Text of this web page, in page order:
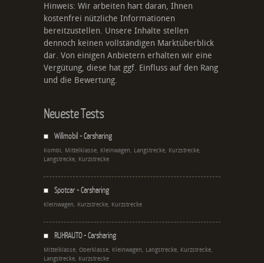
Hinweis: Wir arbeiten hart daran, Ihnen
kostenfrei nützliche Informationen
bereitzustellen. Unsere Inhalte stellen
dennoch keinen vollständigen Marktüberblick
dar. Von einigen Anbietern erhalten wir eine
Vergütung, diese hat ggf. Einfluss auf den Rang
und die Bewertung.
Neueste Tests
Willmobil - Carsharing
Kombi, Mittelklasse, Kleinwagen, Langstrecke, Kurzstrecke,
Langstrecke, Kurzstrecke
Spotcar - Carsharing
Kleinwagen, Kurzstrecke, Kurzstrecke
RUHRAUTO - Carsharing
Mittelklasse, Oberklasse, Kleinwagen, Langstrecke, Kurzstrecke,
Langstrecke, Kurzstrecke